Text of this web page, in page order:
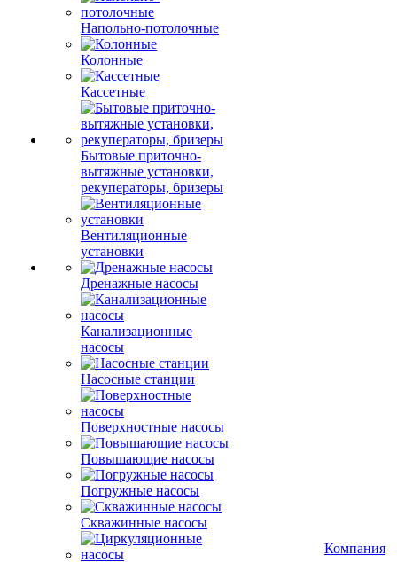
Напольно-потолочные
Колонные
Кассетные
Бытовые приточно-
вытяжные установки,
рекуператоры, бризеры
Вентиляционные
установки
Дренажные насосы
Канализационные
насосы
Насосные станции
Поверхностные насосы
Повышающие насосы
Погружные насосы
Скважинные насосы
Компания